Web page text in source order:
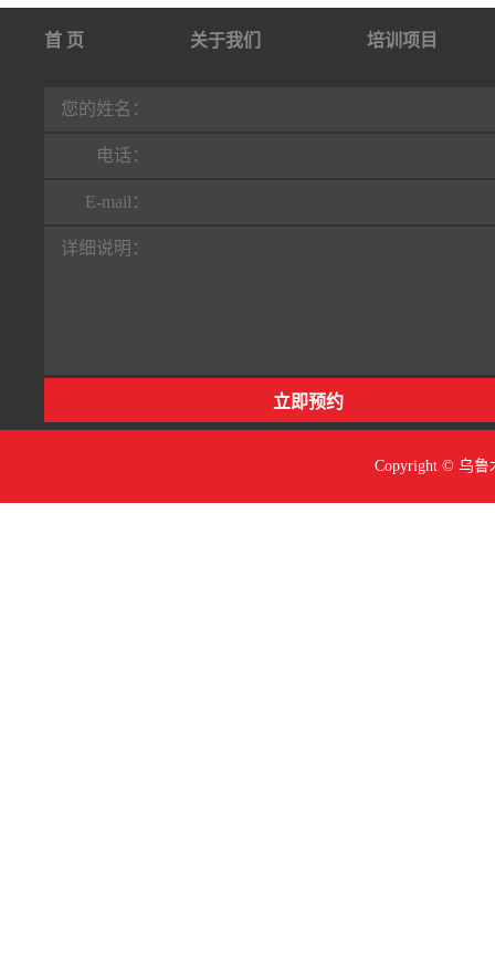
首 页 关于我们 培训项目
行业动态
您的姓名：
电话：
E-mail：
详细说明：
Copyright © 乌